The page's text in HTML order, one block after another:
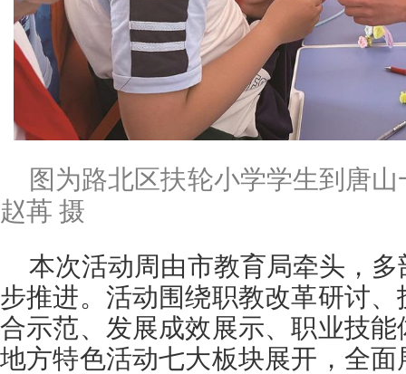
图为路北区扶轮小学学生到唐
赵苒 摄
本次活动周由市教育局牵头，
步推进。活动围绕职教改革研讨
合示范、发展成效展示、职业技
地方特色活动七大板块展开，全